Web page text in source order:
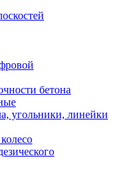
бетона
угольники, линейки